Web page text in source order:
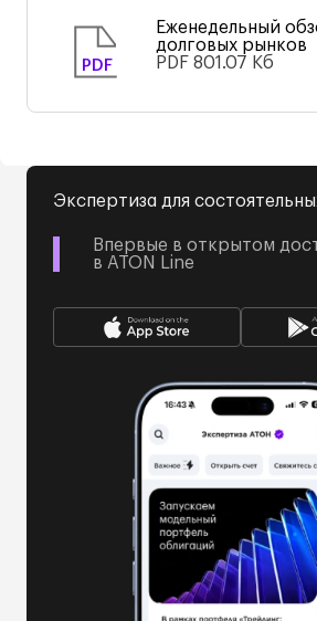
PDF
Еженедельный
долговых рынков
PDF 801.07 Кб
Экспертиза для
Впервые в открытом
в ATON Line